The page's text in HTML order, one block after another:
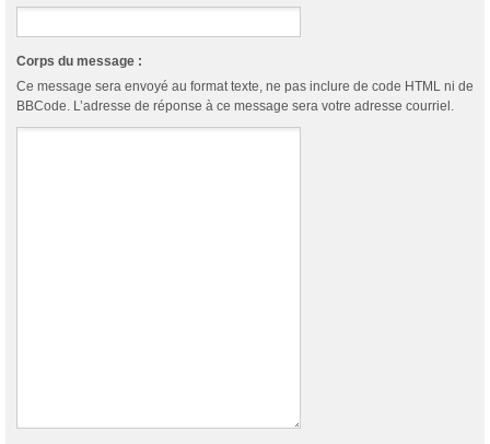
Corps du message :
Ce message sera envoyé au format texte, ne pas inclure de code HTML ni de
BBCode. L’adresse de réponse à ce message sera votre adresse courriel.